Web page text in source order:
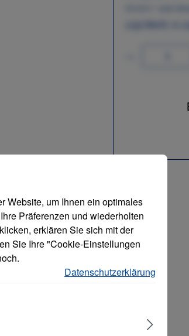
Erfahrung bieten zu können. Mehr
Website, um Ihnen ein optimales
Präferenzen und wiederholten
erklären Sie sich mit der
Sie Ihre "Cookie-Einstellungen
Datenschutzerklärung